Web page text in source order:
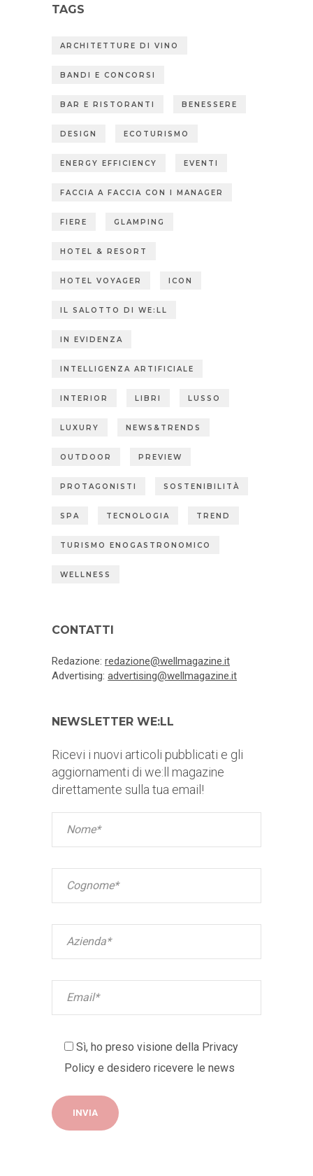
TAGS
ARCHITETTURE DI VINO
BANDI E CONCORSI
BAR E RISTORANTI BENESSERE
DESIGN ECOTURISMO
ENERGY EFFICIENCY EVENTI
FACCIA A FACCIA CON I MANAGER
FIERE GLAMPING
HOTEL & RESORT
HOTEL VOYAGER ICON
IL SALOTTO DI WE:LL
IN EVIDENZA
INTELLIGENZA ARTIFICIALE
INTERIOR LIBRI LUSSO
LUXURY NEWS&TRENDS
OUTDOOR PREVIEW
PROTAGONISTI SOSTENIBILITÀ
SPA TECNOLOGIA TREND
TURISMO ENOGASTRONOMICO
WELLNESS
CONTATTI
Redazione: redazione@wellmagazine.it
Advertising: advertising@wellmagazine.it
NEWSLETTER WE:LL
Ricevi i nuovi articoli pubblicati e gli
aggiornamenti di we:ll magazine
direttamente sulla tua email!
Sì, ho preso visione della Privacy
Policy e desidero ricevere le news